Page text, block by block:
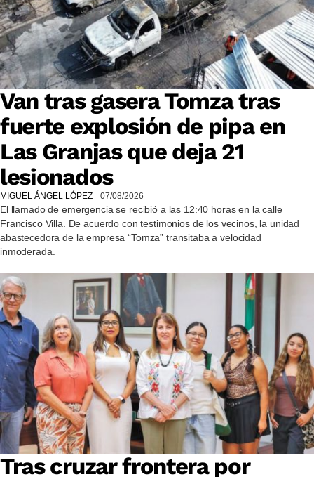
Van tras gasera Tomza tras
fuerte explosión de pipa en
Las Granjas que deja 21
lesionados
MIGUEL ÁNGEL LÓPEZ 07/08/2026
El llamado de emergencia se recibió a las 12:40 horas en la calle
Francisco Villa. De acuerdo con testimonios de los vecinos, la unidad
abastecedora de la empresa “Tomza” transitaba a velocidad
inmoderada.
Tras cruzar frontera por